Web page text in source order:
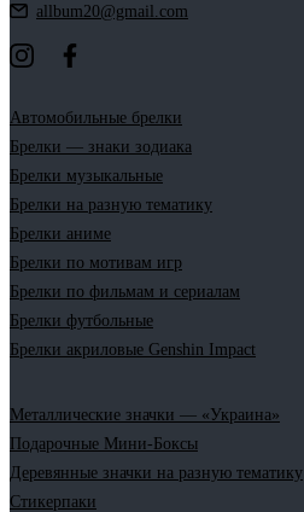
allbum20@gmail.com
Автомобильные брелки
Брелки — знаки зодиака
Брелки музыкальные
Брелки на разную тематику
Брелки аниме
Брелки по мотивам игр
Брелки по фильмам и сериалам
Брелки футбольные
Брелки акриловые Genshin Impact
Металлические значки — «Украина»
Подарочные Мини-Боксы
Деревянные значки на разную тематику
Стикерпаки